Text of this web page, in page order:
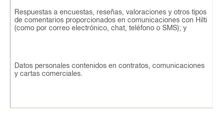
Respuestas a encuestas, reseñas, valoraciones y otros tipos
de comentarios proporcionados en comunicaciones con Hilti
(como por correo electrónico, chat, teléfono o SMS); y
Datos personales contenidos en contratos, comunicaciones
y cartas comerciales.